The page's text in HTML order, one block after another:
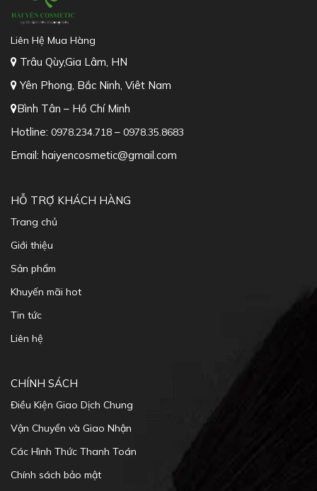
Liên Hệ Mua Hàng
Trâu Qùy,Gia Lâm, HN
Yên Phong, Bắc Ninh, Viêt Nam
Bình Tân – Hồ Chí Minh
Hotline: 0978.234.718 – 0978.35.8683
Email: haiyencosmetic@gmail.com
HỖ TRỢ KHÁCH HÀNG
Trang chủ
Giới thiệu
Sản phẩm
Khuyến mãi hot
Tin tức
Liên hệ
CHÍNH SÁCH
Điều Kiện Giao Dịch Chung
Vận Chuyển và Giao Nhận
Các Hình Thức Thanh Toán
Chính sách bảo mật